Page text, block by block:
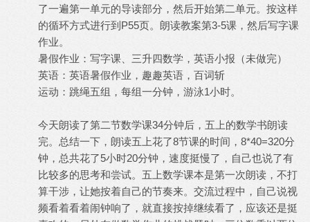
了一遍第一单元的导读部分，然后开始第二单元。按这样
的循环方式进行到P55页。朗读教案第3-5课，然后写字课
作业。
暑假作业：写字课、三升四数学，英语小报（未做完）
英语：英语暑假作业，趣趣英语，百词斩
运动：跳绳五组，每组一分钟，游泳1小时。
今天朗读了第二节数学课34分钟后，五上的数学书朗读
完。总结一下，朗读五上花了8节课的时间，8*40=320分
钟，总共花了5小时20分钟，速度挺慢了，自己也说了有
比较多的思考和尝试。五上数学课本是第一次朗读，不打
算干涉，让她按着自己的节奏来。交流过程中，自己说视
频看着看着闹钟响了，就直接按掉继续看了，应该还是挺